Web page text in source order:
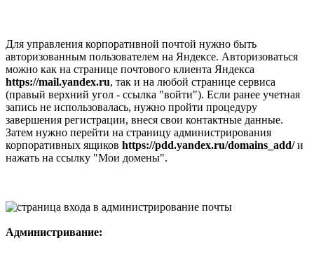
Для управления корпоративной почтой нужно быть
авторизованным пользователем на Яндексе. Авторизоваться
можно как на странице почтового клиента Яндекса
https://mail.yandex.ru, так и на любой странице сервиса
(правый верхний угол - ссылка "войти"). Если ранее учетная
запись не использовалась, нужно пройти процедуру
завершения регистрации, внеся свои контактные данные.
Затем нужно перейти на страницу администрирования
корпоративных ящиков https://pdd.yandex.ru/domains_add/и
нажать на ссылку "Мои домены".
Администривание: